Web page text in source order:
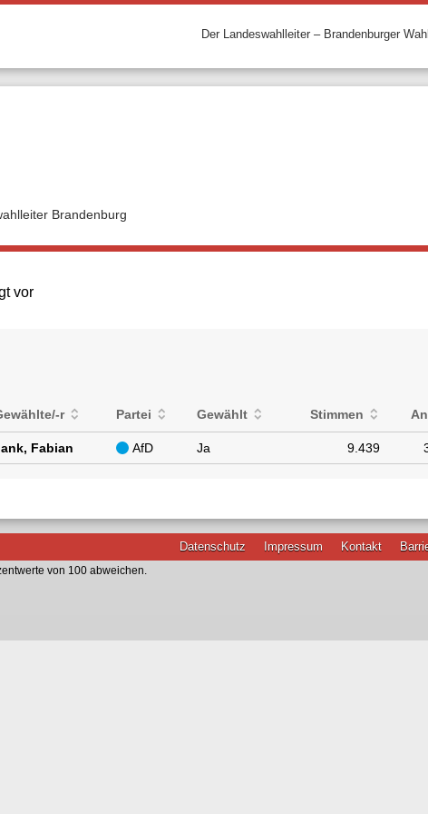
Der Landeswahlleiter – Brandenburger
Brandenburg
vor
r Partei Gewählt Stimmen
Fabian AfD Ja 9.439
Datenschutz Impressum Kontakt
von 100 abweichen.